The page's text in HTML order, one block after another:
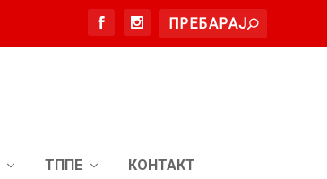
ТППЕ КОНТАКТ